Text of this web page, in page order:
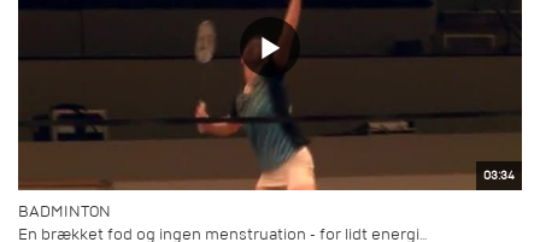
03:34
BADMINTON
En brækket fod og ingen menstruation - for lidt energi...